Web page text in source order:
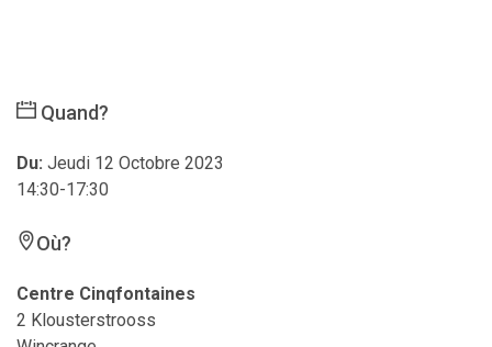
Quand?
Du: Jeudi 12 Octobre 2023
14:30-17:30
Où?
Centre Cinqfontaines
2 Klousterstrooss